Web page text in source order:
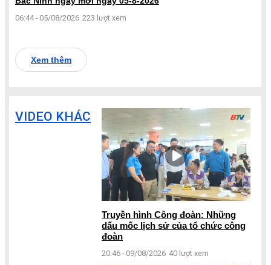
06:44 - 05/08/2026 223 lượt xem
Xem thêm
VIDEO KHÁC
Truyền hình Công đoàn: Những
dấu mốc lịch sử của tổ chức công
đoàn
20:46 - 09/08/2026 40 lượt xem